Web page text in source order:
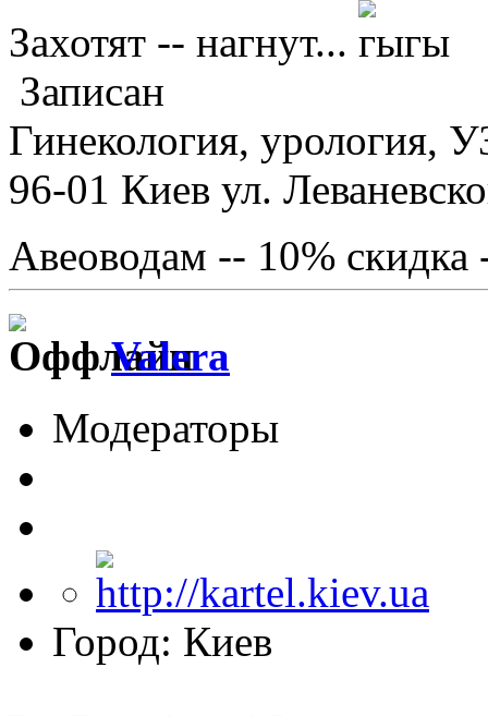
Захотят -- нагнут...
Записан
Гинекология, урология,
96-01 Киев ул.
Авеоводам -- 10%
Valera
Модераторы
Город: Киев